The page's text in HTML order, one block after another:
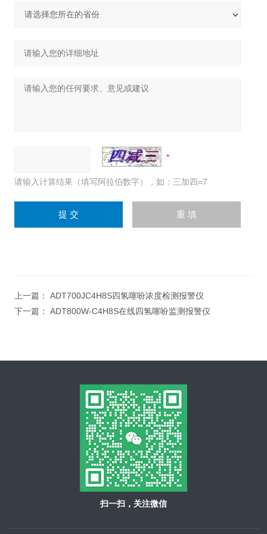
请输入计算结果（填写阿拉伯数字），如：三加四=7
上一篇： ADT700JC4H8S四氢噻吩浓度检测报警仪
下一篇： ADT800W-C4H8S在线四氢噻吩监测报警仪
扫一扫，关注微信